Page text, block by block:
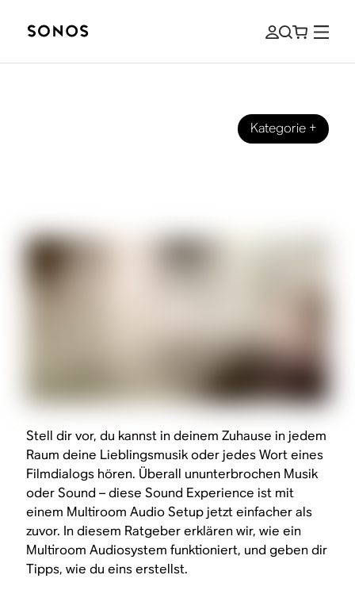
Kategorie+
Stell dir vor, du kannst in deinem Zuhause in jedem
Raum deine Lieblingsmusik oder jedes Wort eines
Filmdialogs hören. Überall ununterbrochen Musik
oder Sound – diese Sound Experience ist mit
einem Multiroom Audio Setup jetzt einfacher als
zuvor. In diesem Ratgeber erklären wir, wie ein
Multiroom Audiosystem funktioniert, und geben dir
Tipps, wie du eins erstellst.